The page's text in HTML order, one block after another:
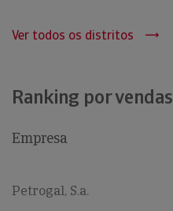
Ver todos os distritos
Ranking por vendas
Empresa
Petrogal, S.a.